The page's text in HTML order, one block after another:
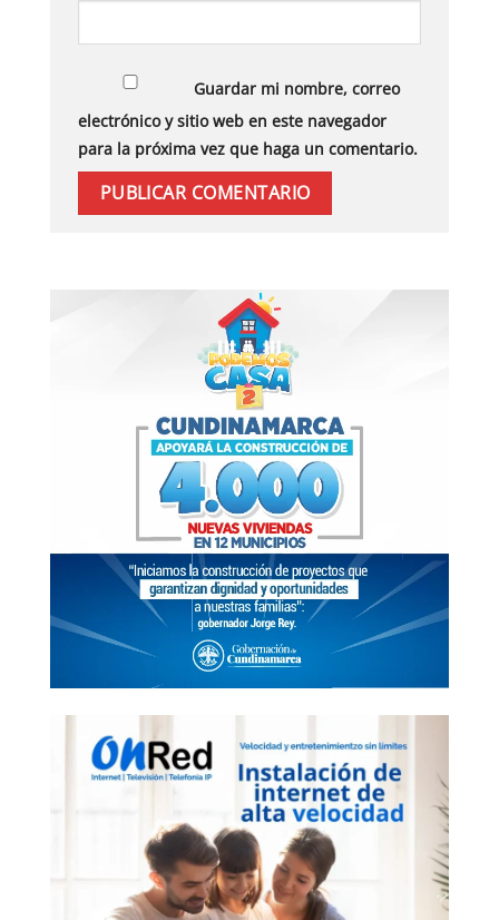
Guardar mi nombre, correo
electrónico y sitio web en este navegador
para la próxima vez que haga un comentario.